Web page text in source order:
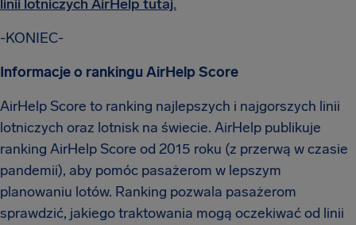
linii lotniczych AirHelp tutaj.
-KONIEC-
Informacje o rankingu AirHelp Score
AirHelp Score to ranking najlepszych i najgorszych linii
lotniczych oraz lotnisk na świecie. AirHelp publikuje
ranking AirHelp Score od 2015 roku (z przerwą w czasie
pandemii), aby pomóc pasażerom w lepszym
planowaniu lotów. Ranking pozwala pasażerom
sprawdzić, jakiego traktowania mogą oczekiwać od linii